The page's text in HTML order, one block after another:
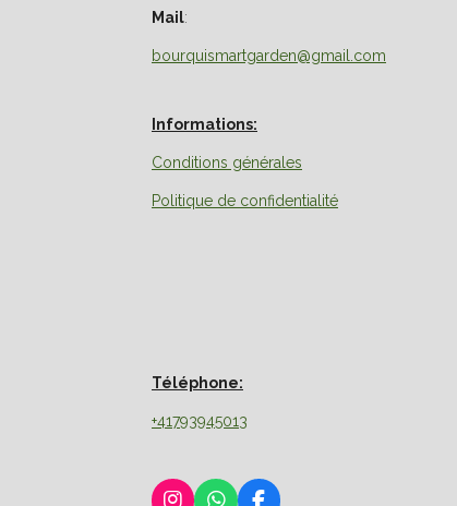
Mail:
bourquismartgarden@gmail.com
Informations:
Conditions générales
Politique de confidentialité
Téléphone:
+41793945013